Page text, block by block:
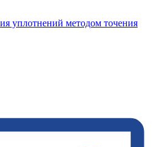
уплотнений методом точения